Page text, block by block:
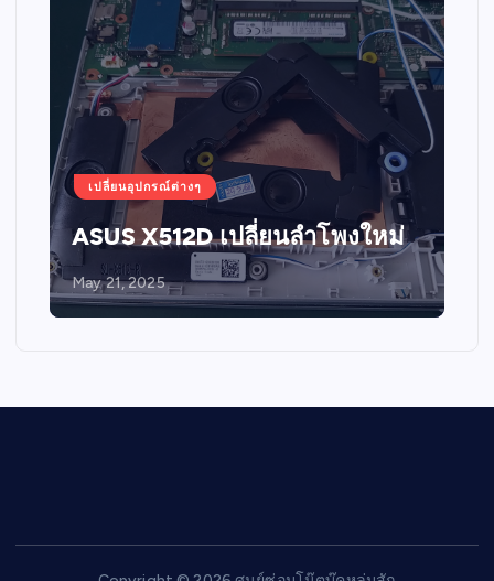
เปลี่ยนอุปกรณ์ต่างๆ
ASUS X512D เปลี่ยนลำโพงใหม่
May 21, 2025